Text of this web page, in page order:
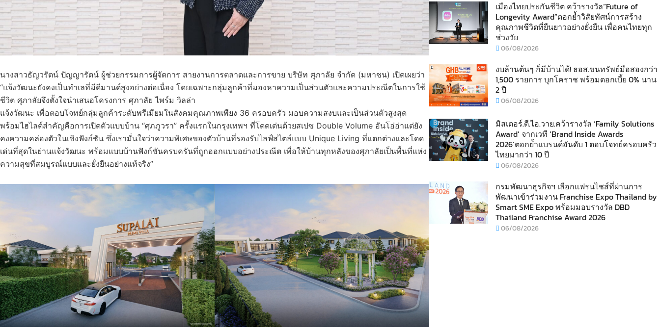
นางสาวธัญวรัตน์ ปัญญารัตน์ ผู้ช่วยกรรมการผู้จัดการ สายงานการตลาดและการขาย บริษัท ศุภาลัย จำกัด (มหาชน) เปิดเผยว่า
“แจ้งวัฒนะยังคงเป็นทำเลที่มีดีมานด์สูงอย่างต่อเนื่อง โดยเฉพาะกลุ่มลูกค้าที่มองหาความเป็นส่วนตัวและความประณีตในการใช้
ชีวิต ศุภาลัยจึงตั้งใจนำเสนอโครงการ ศุภาลัย ไพร์ม วิลล่า
แจ้งวัฒนะ เพื่อตอบโจทย์กลุ่มลูกค้าระดับพรีเมียมในสังคมคุณภาพเพียง 36 ครอบครัว มอบความสงบและเป็นส่วนตัวสูงสุด
พร้อมไฮไลต์สำคัญคือการเปิดตัวแบบบ้าน “ศุภภูวรา” ครั้งแรกในกรุงเทพฯ ที่โดดเด่นด้วยสเปซ Double Volume อันโอ่อ่าแต่ยัง
คงความคล่องตัวในเชิงฟังก์ชัน ซึ่งเรามั่นใจว่าความพิเศษของตัวบ้านที่รองรับไลฟ์สไตล์แบบ Unique Living ที่แตกต่างและโดด
เด่นที่สุดในย่านแจ้งวัฒนะ พร้อมแบบบ้านฟังก์ชันครบครันที่ถูกออกแบบอย่างประณีต เพื่อให้บ้านทุกหลังของศุภาลัยเป็นพื้นที่แห่ง
ความสุขที่สมบูรณ์แบบและยั่งยืนอย่างแท้จริง”
เมืองไทยประกันชีวิต คว้ารางวัล“Future of
Longevity Award”ตอกย้ำวิสัยทัศน์การสร้าง
คุณภาพชีวิตที่ยืนยาวอย่างยั่งยืน เพื่อคนไทยทุก
ช่วงวัย
06/08/2026
งบล้านต้นๆ ก็มีบ้านได้! ธอส.ขนทรัพย์มือสองกว่า
1,500 รายการ บุกโคราช พร้อมดอกเบี้ย 0% นาน
2 ปี
06/08/2026
มิสเตอร์.ดี.ไอ.วาย.คว้ารางวัล ‘Family Solutions
Award’ จากเวที ‘Brand Inside Awards
2026’ตอกย้ำแบรนด์อันดับ 1 ตอบโจทย์ครอบครัว
ไทยมากว่า 10 ปี
06/08/2026
กรมพัฒนาธุรกิจฯ เลือกแฟรนไชส์ที่ผ่านการ
พัฒนาเข้าร่วมงาน Franchise Expo Thailand by
Smart SME Expo พร้อมมอบรางวัล DBD
Thailand Franchise Award 2026
06/08/2026